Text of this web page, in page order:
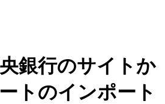
銀行のサイトか
トのインポート